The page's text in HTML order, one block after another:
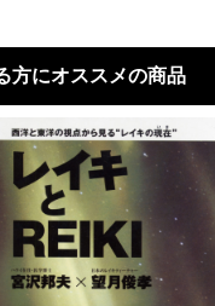
方にオススメの商品